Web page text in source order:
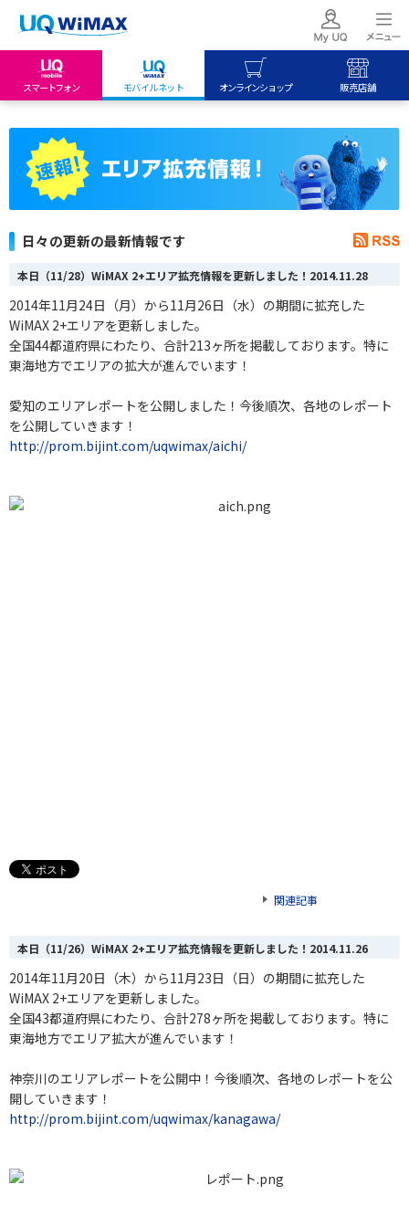
スマートフォン モバイルネット オンラインショップ 販売店舗
My UQ mobile
UQ mobile
UQ WiMAX
UQ WiMAX
日々の更新の最新情報です
本日（11/28）WiMAX 2+エリア拡充情報を更新しました！ 2014.11.28
2014年11月24日（月）から11月26日（水）の期間に拡充した
WiMAX 2+エリアを更新しました。
全国44都道府県にわたり、合計213ヶ所を掲載しております。特に
東海地方でエリアの拡大が進んでいます！
愛知のエリアレポートを公開しました！今後順次、各地のレポート
を公開していきます！
http://prom.bijint.com/uqwimax/aichi/
関連記事
本日（11/26）WiMAX 2+エリア拡充情報を更新しました！ 2014.11.26
2014年11月20日（木）から11月23日（日）の期間に拡充した
WiMAX 2+エリアを更新しました。
全国43都道府県にわたり、合計278ヶ所を掲載しております。特に
東海地方でエリア拡大が進んでいます！
神奈川のエリアレポートを公開中！今後順次、各地のレポートを公
開していきます！
http://prom.bijint.com/uqwimax/kanagawa/